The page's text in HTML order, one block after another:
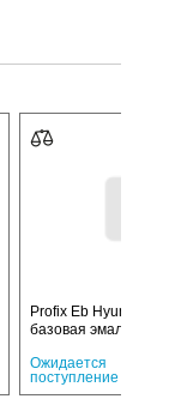
Profix Eb Hyundai
базовая эмаль
Ожидается
поступление